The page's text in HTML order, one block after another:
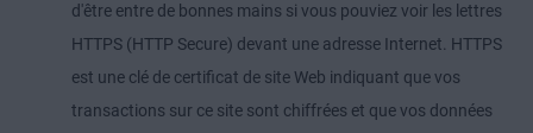
d'être entre de bonnes mains si vous pouviez voir les lettres
HTTPS (HTTP Secure) devant une adresse Internet. HTTPS
est une clé de certificat de site Web indiquant que vos
transactions sur ce site sont chiffrées et que vos données